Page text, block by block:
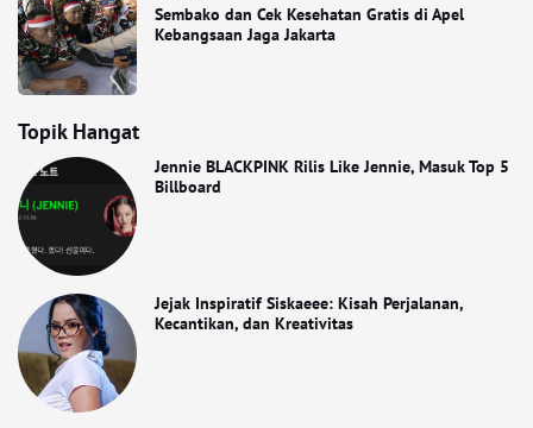
Sembako dan Cek Kesehatan Gratis di Apel
Kebangsaan Jaga Jakarta
Topik Hangat
Jennie BLACKPINK Rilis Like Jennie, Masuk Top 5
Billboard
Jejak Inspiratif Siskaeee: Kisah Perjalanan,
Kecantikan, dan Kreativitas